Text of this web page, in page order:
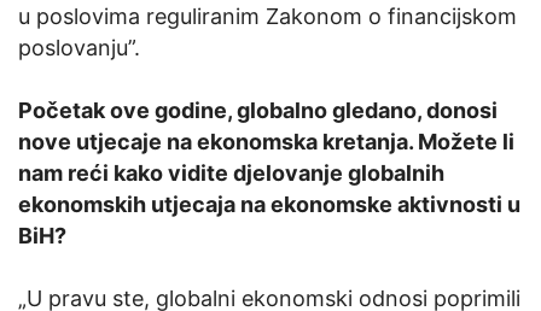
u poslovima reguliranim Zakonom o financijskom
poslovanju”.
Početak ove godine, globalno gledano, donosi
nove utjecaje na ekonomska kretanja. Možete li
nam reći kako vidite djelovanje globalnih
ekonomskih utjecaja na ekonomske aktivnosti u
BiH?
„U pravu ste, globalni ekonomski odnosi poprimili